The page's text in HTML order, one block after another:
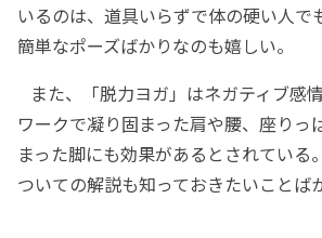
いるのは、道具いらずで体の硬い人で
簡単なポーズばかりなのも嬉しい。
また、「脱力ヨガ」はネガティブ感
ワークで凝り固まった肩や腰、座りっ
まった脚にも効果があるとされている
ついての解説も知っておきたいことば